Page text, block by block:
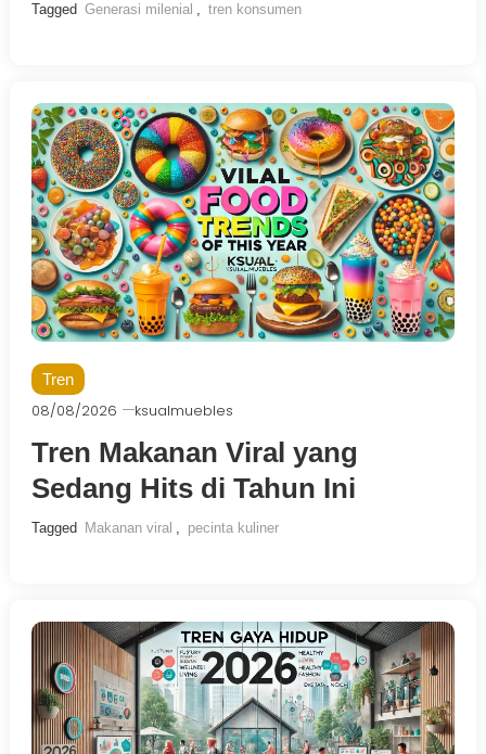
Tagged Generasi milenial , tren konsumen
Tren
08/08/2026 ksualmuebles
Tren Makanan Viral yang
Sedang Hits di Tahun Ini
Tagged Makanan viral pecinta kuliner